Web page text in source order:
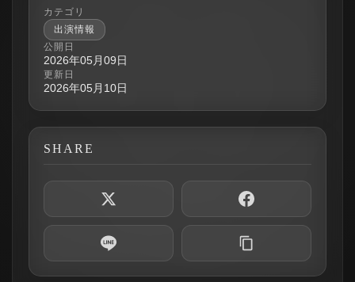
カテゴリ
出演情報
公開日
2026年05月09日
更新日
2026年05月10日
SHARE